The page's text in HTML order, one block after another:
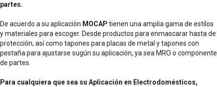
partes.
De acuerdo a su aplicación MOCAP tienen una amplia gama de estilos
y materiales para escoger. Desde productos para enmascarar hasta de
protección, así como tapones para placas de metal y tapones con
pestaña para ajustarse sugún su aplicación, ya sea MRO o componente
de partes.
Para cualquiera que sea su Aplicación en Electrodomésticos,